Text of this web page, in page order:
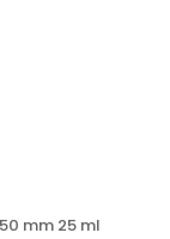
50 mm 25 ml